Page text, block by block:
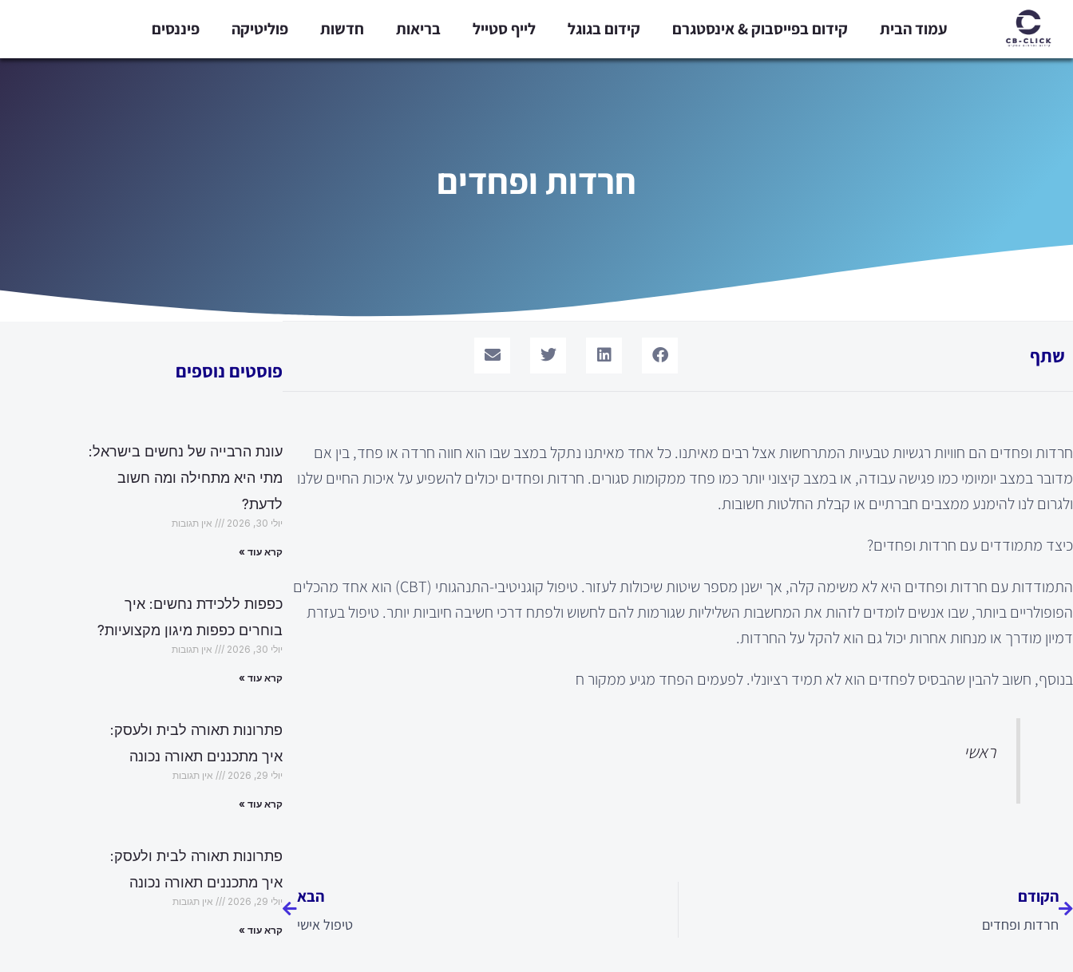
לתוכן
עמוד הבית קידום בפייסבוק & אינסטגרם קידום בגוגל לייף סטייל בריאות חדשות פוליטיקה פיננסים
חרדות ופחדים
שתף
חרדות ופחדים הם חוויות רגשיות טבעיות המתרחשות אצל רבים מאיתנו. כל אחד מאיתנו נתקל במצב שבו הוא חווה חרדה או פחד, בין אם
מדובר במצב יומיומי כמו פגישה עבודה, או במצב קיצוני יותר כמו פחד ממקומות סגורים. חרדות ופחדים יכולים להשפיע על איכות החיים שלנו
ולגרום לנו להימנע ממצבים חברתיים או קבלת החלטות חשובות.
כיצד מתמודדים עם חרדות ופחדים?
התמודדות עם חרדות ופחדים היא לא משימה קלה, אך ישנן מספר שיטות שיכולות לעזור. טיפול קוגניטיבי-התנהגותי (CBT) הוא אחד מהכלים
הפופולריים ביותר, שבו אנשים לומדים לזהות את המחשבות השליליות שגורמות להם לחשוש ולפתח דרכי חשיבה חיוביות יותר. טיפול בעזרת
דמיון מודרך או מנחות אחרות יכול גם הוא להקל על החרדות.
בנוסף, חשוב להבין שהבסיס לפחדים הוא לא תמיד רציונלי. לפעמים הפחד מגיע ממקור ח
ראשי
הקודם
חרדות ופחדים
הבא
טיפול אישי
הבא
פוסטים נוספים
עונת הרבייה של נחשים בישראל:
מתי היא מתחילה ומה חשוב
לדעת?
יולי 30, 2026 אין תגובות
קרא עוד »
כפפות ללכידת נחשים: איך
בוחרים כפפות מיגון מקצועיות?
יולי 30, 2026 אין תגובות
קרא עוד »
פתרונות תאורה לבית ולעסק:
איך מתכננים תאורה נכונה
יולי 29, 2026 אין תגובות
קרא עוד »
פתרונות תאורה לבית ולעסק:
איך מתכננים תאורה נכונה
יולי 29, 2026 אין תגובות
קרא עוד »